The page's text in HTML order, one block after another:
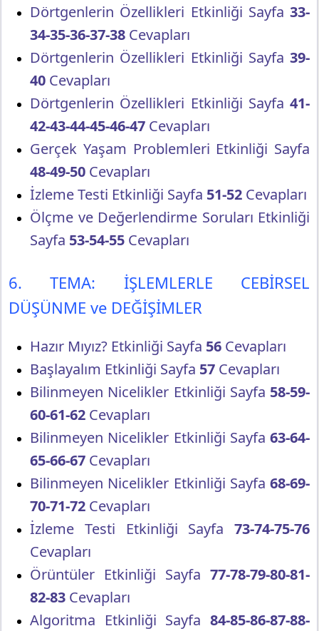
Dörtgenlerin Özellikleri Etkinliği Sayfa 33-
34-35-36-37-38 Cevapları
Dörtgenlerin Özellikleri Etkinliği Sayfa 39-
40 Cevapları
Dörtgenlerin Özellikleri Etkinliği Sayfa 41-
42-43-44-45-46-47 Cevapları
Gerçek Yaşam Problemleri Etkinliği Sayfa
48-49-50 Cevapları
İzleme Testi Etkinliği Sayfa 51-52 Cevapları
Ölçme ve Değerlendirme Soruları Etkinliği
Sayfa 53-54-55 Cevapları
6. TEMA: İŞLEMLERLE CEBİRSEL
DÜŞÜNME ve DEĞİŞİMLER
Hazır Mıyız? Etkinliği Sayfa 56 Cevapları
Başlayalım Etkinliği Sayfa 57 Cevapları
Bilinmeyen Nicelikler Etkinliği Sayfa 58-59-
60-61-62 Cevapları
Bilinmeyen Nicelikler Etkinliği Sayfa 63-64-
65-66-67 Cevapları
Bilinmeyen Nicelikler Etkinliği Sayfa 68-69-
70-71-72 Cevapları
İzleme Testi Etkinliği Sayfa 73-74-75-76
Cevapları
Örüntüler Etkinliği Sayfa 77-78-79-80-81-
82-83 Cevapları
Algoritma Etkinliği Sayfa 84-85-86-87-88-